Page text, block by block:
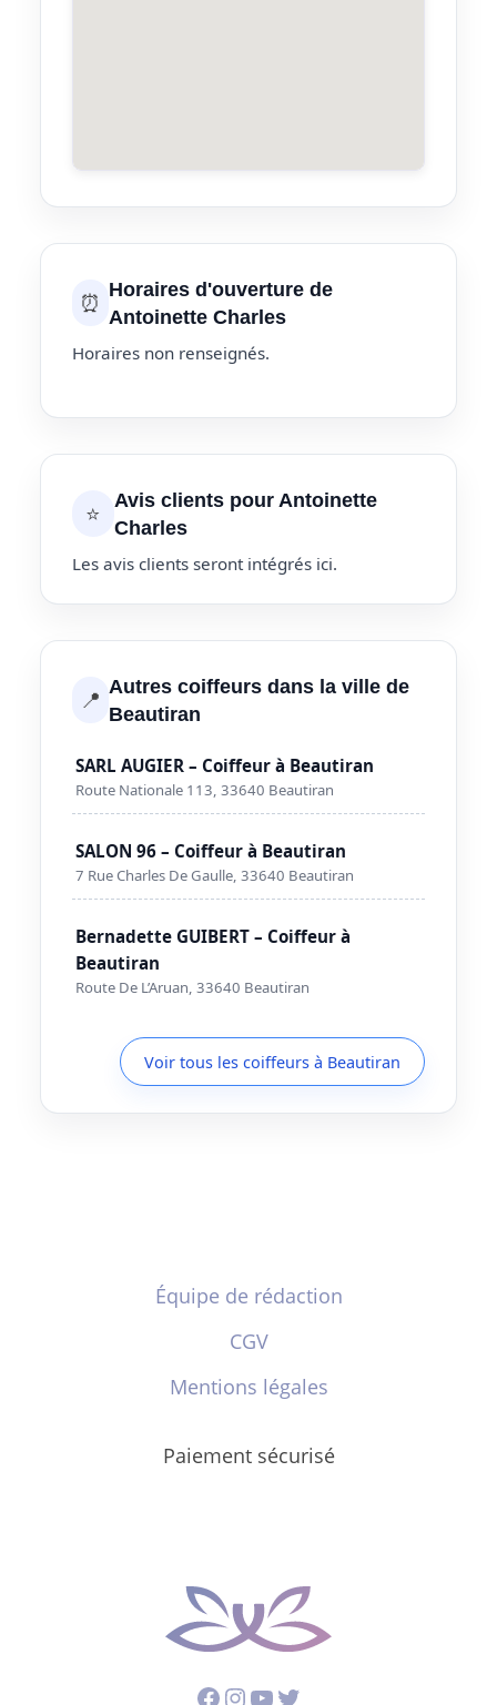
⏰ Horaires d'ouverture de
Antoinette Charles
Horaires non renseignés.
⭐
Avis clients pour Antoinette
Charles
Les avis clients seront intégrés ici.
📍 Autres coiffeurs dans la ville de
Beautiran
SARL AUGIER – Coiffeur à Beautiran
Route Nationale 113, 33640 Beautiran
SALON 96 – Coiffeur à Beautiran
7 Rue Charles De Gaulle, 33640 Beautiran
Bernadette GUIBERT – Coiffeur à
Beautiran
Route De L’Aruan, 33640 Beautiran
Voir tous les coiffeurs à Beautiran
Équipe de rédaction
CGV
Mentions légales
Paiement sécurisé
Facebook
Instagram
YouTube
Twitter